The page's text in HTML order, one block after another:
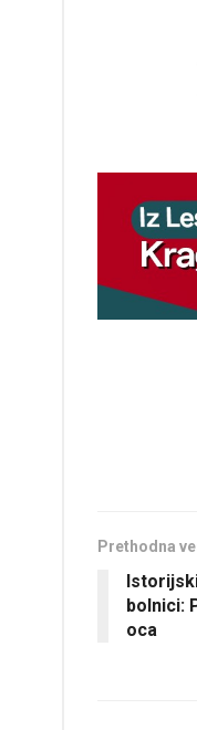
Prethodna
bolnici:
oca